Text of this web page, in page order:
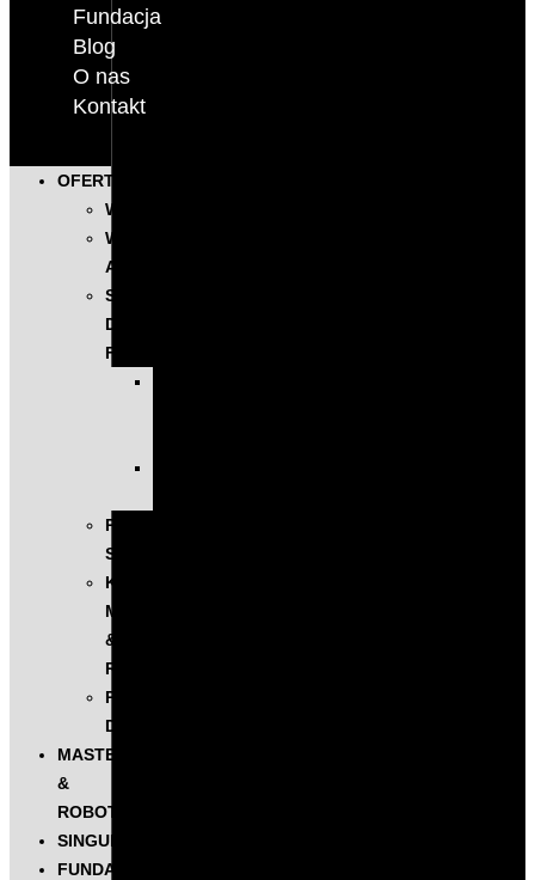
Fundacja
Blog
O nas
Kontakt
OFERTA
WYSTĄPIENIA
WARSZTATY
AI
SZKOLENIA
DLA
FIRM
PROGRAM
SINGULARITY
KONFERENCJA
MASTERS
&
ROBOTS
PODCAST
DIGITALKS
MASTERS
&
ROBOTS
SINGULARITY
FUNDACJA